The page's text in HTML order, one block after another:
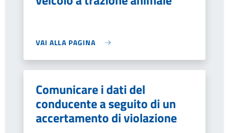
VAI ALLA PAGINA
Comunicare i dati del
conducente a seguito di un
accertamento di violazione